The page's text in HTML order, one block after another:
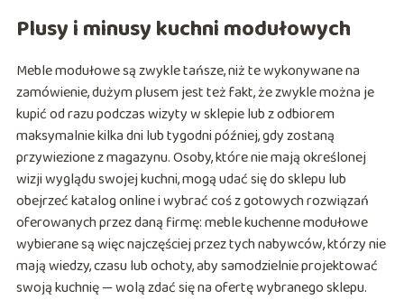
Plusy i minusy kuchni modułowych
Meble modułowe są zwykle tańsze, niż te wykonywane na
zamówienie, dużym plusem jest też fakt, że zwykle można je
kupić od razu podczas wizyty w sklepie lub z odbiorem
maksymalnie kilka dni lub tygodni później, gdy zostaną
przywiezione z magazynu. Osoby, które nie mają określonej
wizji wyglądu swojej kuchni, mogą udać się do sklepu lub
obejrzeć katalog online i wybrać coś z gotowych rozwiązań
oferowanych przez daną firmę: meble kuchenne modułowe
wybierane są więc najczęściej przez tych nabywców, którzy nie
mają wiedzy, czasu lub ochoty, aby samodzielnie projektować
swoją kuchnię — wolą zdać się na ofertę wybranego sklepu.